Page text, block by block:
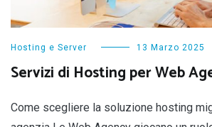
Hosting e Server 13 Marzo 2025
Servizi di Hosting per Web
Come scegliere la soluzione hosting